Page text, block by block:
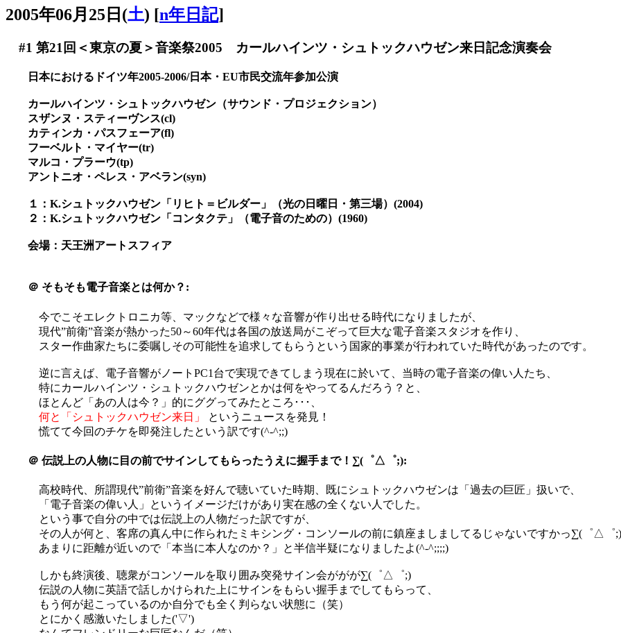
2005年06月25日(土) [n年日記]
#1 第21回＜東京の夏＞音楽祭2005 カールハインツ・シュトックハウゼン来日記念演奏会
日本におけるドイツ年2005-2006/日本・EU市民交流年参加公演
カールハインツ・シュトックハウゼン（サウンド・プロジェクション）
スザンヌ・スティーヴンス(cl)
カティンカ・パスフェーア(fl)
フーベルト・マイヤー(tr)
マルコ・プラーウ(tp)
アントニオ・ペレス・アベラン(syn)
１：K.シュトックハウゼン「リヒト＝ビルダー」（光の日曜日・第三場）(2004)
２：K.シュトックハウゼン「コンタクテ」（電子音のための）(1960)
会場：天王洲アートスフィア
＠ そもそも電子音楽とは何か？:
今でこそエレクトロニカ等、マックなどで様々な音響が作り出せる時代になりましたが、
現代”前衛”音楽が熱かった50～60年代は各国の放送局がこぞって巨大な電子音楽スタジオを作り、
スター作曲家たちに委嘱しその可能性を追求してもらうという国家的事業が行われていた時代があったのです。
逆に言えば、電子音響がノートPC1台で実現できてしまう現在に於いて、当時の電子音楽の偉い人たち、
特にカールハインツ・シュトックハウゼンとかは何をやってるんだろう？と、
ほとんど「あの人は今？」的にググってみたところ･･･、
何と「シュトックハウゼン来日」
というニュースを発見！
慌てて今回のチケを即発注したという訳です(^-^;;)
＠ 伝説上の人物に目の前でサインしてもらったうえに握手まで！∑(゜△゜;):
高校時代、所謂現代”前衛”音楽を好んで聴いていた時期、既にシュトックハウゼンは「過去の巨匠」扱いで、
「電子音楽の偉い人」というイメージだけがあり実在感の全くない人でした。
という事で自分の中では伝説上の人物だった訳ですが、
その人が何と、客席の真ん中に作られたミキシング・コンソールの前に鎮座ましましてるじゃないですかっ∑(゜△゜;)
あまりに距離が近いので「本当に本人なのか？」と半信半疑になりましたよ(^-^;;;;)
しかも終演後、聴衆がコンソールを取り囲み突発サイン会ががが∑(゜△゜;)
伝説の人物に英語で話しかけられた上にサインをもらい握手までしてもらって、
もう何が起こっているのか自分でも全く判らない状態に（笑）
とにかく感激いたしました('▽')